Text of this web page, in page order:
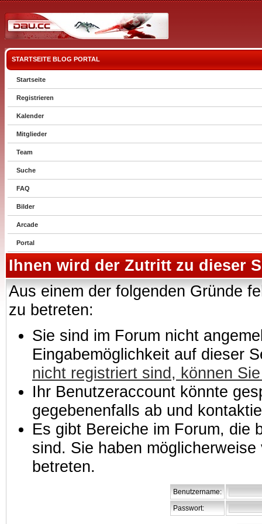
STARTSEITE BLOG PORTAL
Startseite
Registrieren
Kalender
Mitglieder
Team
Suche
FAQ
Bilder
Arcade
Portal
Ihnen wird der Zutritt zu dieser
Aus einem der folgenden Gründe
zu betreten:
Sie sind im Forum nicht
Eingabemöglichkeit auf dieser
nicht registriert sind, können
Ihr Benutzeraccount könnte
gegebenenfalls ab und
Es gibt Bereiche im Forum, die
sind. Sie haben
betreten.
Benutzername:
Passwort: